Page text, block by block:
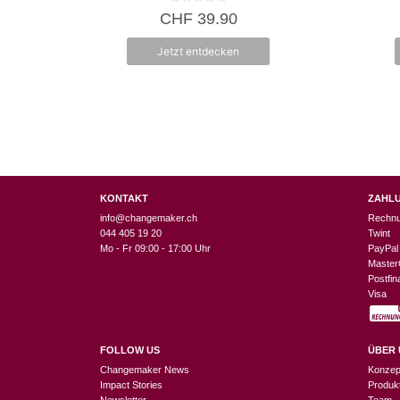
0
v
5
CHF39.90
Jetzt entdecken
KONTAKT
info@changemaker.ch
044 405 19 20
Mo - Fr 09:00 - 17:00 Uhr
FOLLOW US
Changemaker News
Impact Stories
Twint
PayPal
Visa
ÜBER